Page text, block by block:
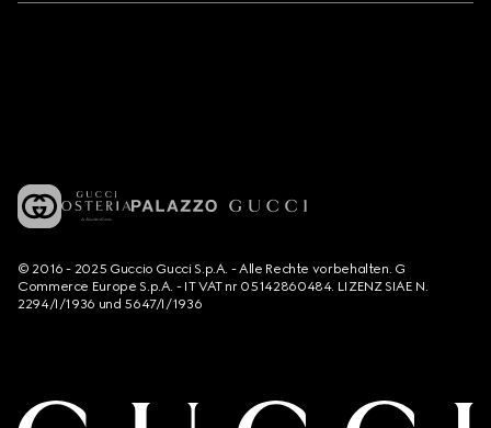
© 2016 - 2025 Guccio Gucci S.p.A. - Alle Rechte vorbehalten. G
Commerce Europe S.p.A. - IT VAT nr 05142860484. LIZENZ SIAE N.
2294/I/1936 und 5647/I/1936